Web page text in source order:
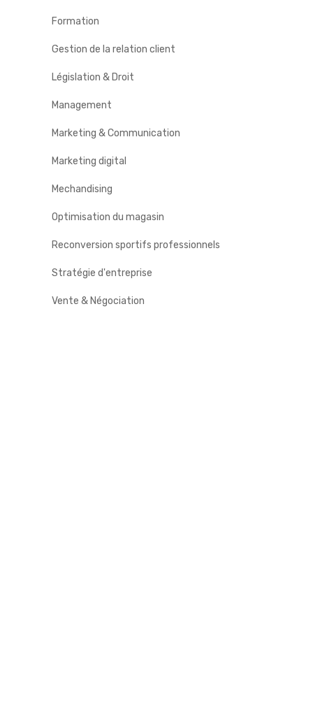
Formation
Gestion de la relation client
Législation & Droit
Management
Marketing & Communication
Marketing digital
Mechandising
Optimisation du magasin
Reconversion sportifs professionnels
Stratégie d'entreprise
Vente & Négociation